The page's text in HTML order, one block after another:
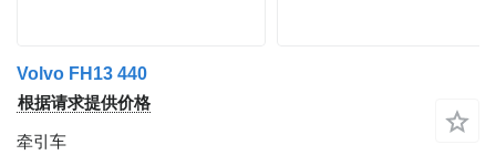
Volvo FH13 440
根据请求提供价格
牵引车